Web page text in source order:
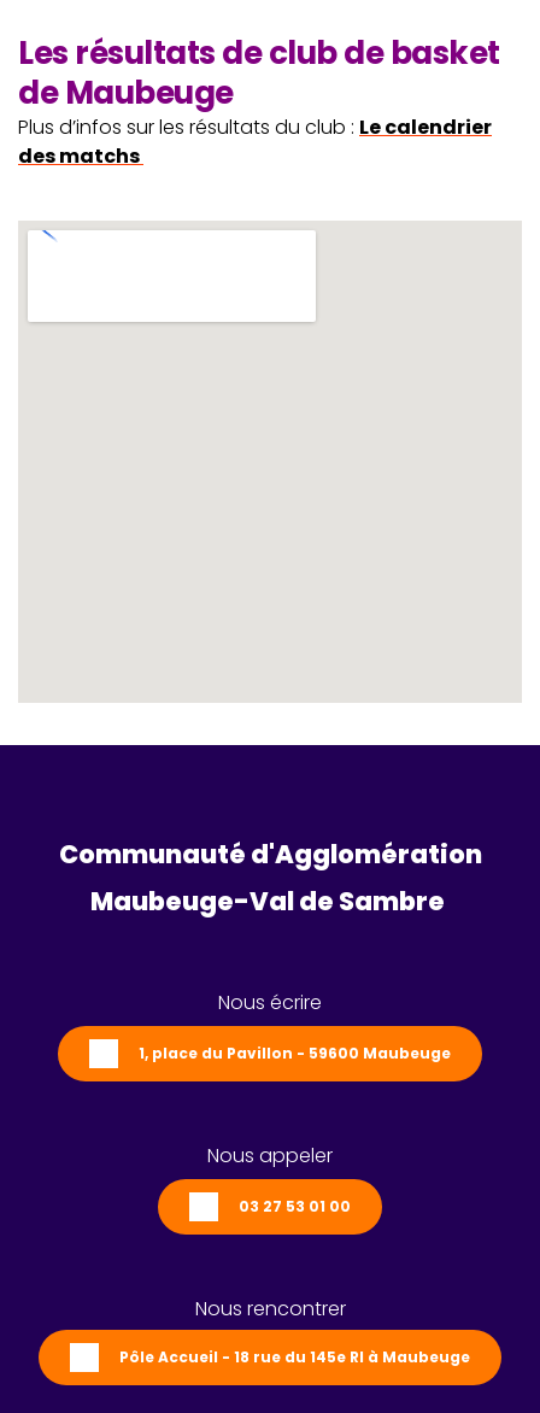
Les résultats de club de basket
de Maubeuge
Plus d’infos sur les résultats du club : Le calendrier
des matchs
Communauté d'Agglomération
Maubeuge-Val de Sambre
Nous écrire
1, place du Pavillon - 59600 Maubeuge
Nous appeler
03 27 53 01 00
Nous rencontrer
Pôle Accueil - 18 rue du 145e RI à Maubeuge